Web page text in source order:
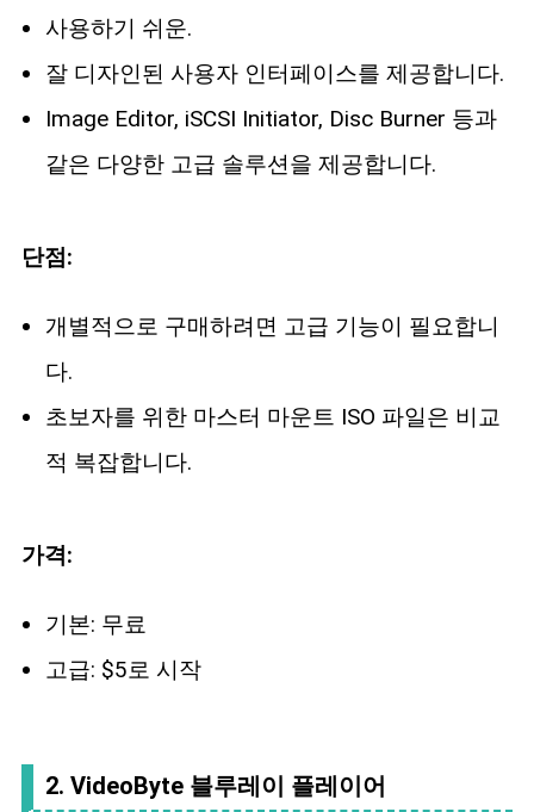
사용하기 쉬운.
잘 디자인된 사용자 인터페이스를 제공합니다.
Image Editor, iSCSI Initiator, Disc Burner 등과
같은 다양한 고급 솔루션을 제공합니다.
단점:
개별적으로 구매하려면 고급 기능이 필요합니
다.
초보자를 위한 마스터 마운트 ISO 파일은 비교
적 복잡합니다.
가격:
기본: 무료
고급: $5로 시작
2. VideoByte 블루레이 플레이어